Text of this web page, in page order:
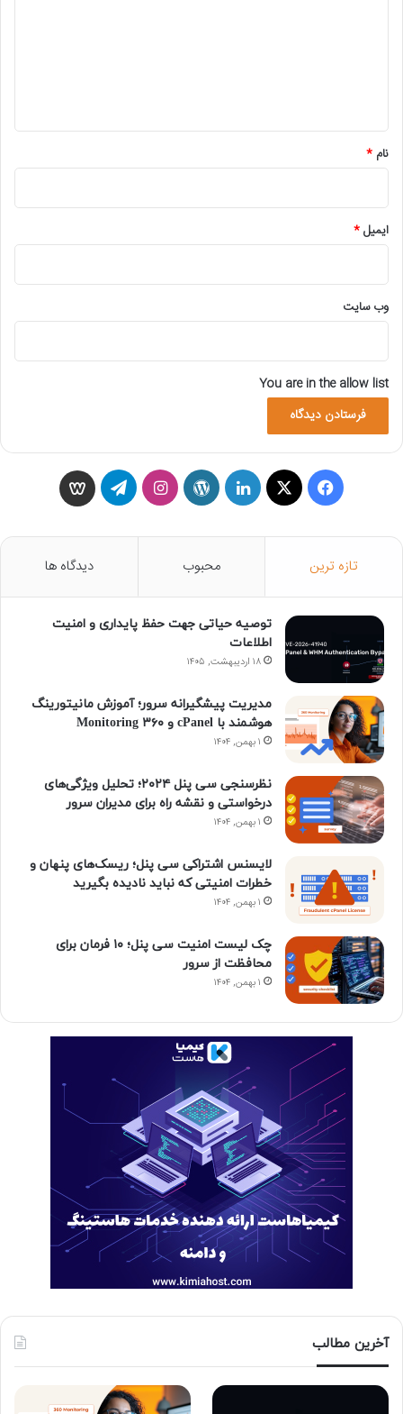
نام *
ایمیل*
وب‌ سایت
You are in the allow list
س
ب
X
ک
د
ا
ی
ن
د
پ
ر
س
س
ت
گ
ا
م
ر
ا
س
گ
و
تازه ترین محبوب دیدگاه ها
توصیه حیاتی جهت حفظ پایداری و امنیت
اطلاعات
۱۸ اردیبهشت, ۱۴۰۵
مدیریت پیشگیرانه سرور؛ آموزش مانیتورینگ
هوشمند با cPanel و ۳۶۰ Monitoring
۱ بهمن, ۱۴۰۴
نظرسنجی سی پنل ۲۰۲۴؛ تحلیل ویژگی‌های
درخواستی و نقشه راه برای مدیران سرور
۱ بهمن, ۱۴۰۴
لایسنس اشتراکی سی پنل؛ ریسک‌های پنهان و
خطرات امنیتی که نباید نادیده بگیرید
۱ بهمن, ۱۴۰۴
چک لیست امنیت سی پنل؛ ۱۰ فرمان برای
محافظت از سرور
۱ بهمن, ۱۴۰۴
آخرین مطالب